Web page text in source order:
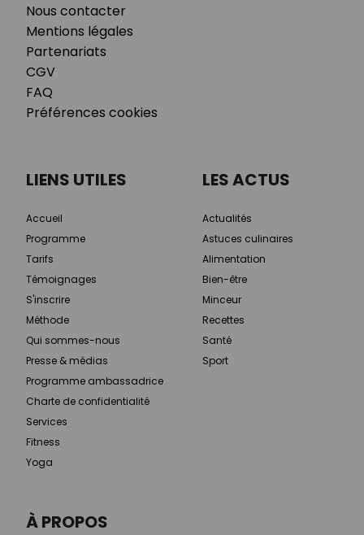
Nous contacter
Mentions légales
Partenariats
CGV
FAQ
Préférences cookies
À PROPOS
LIENS UTILES
Accueil
Programme
Tarifs
Témoignages
S'inscrire
Méthode
Qui sommes-nous
Presse & médias
Programme ambassadrice
Charte de confidentialité
Services
Fitness
Yoga
LES ACTUS
Actualités
Astuces culinaires
Alimentation
Bien-être
Minceur
Recettes
Santé
Sport